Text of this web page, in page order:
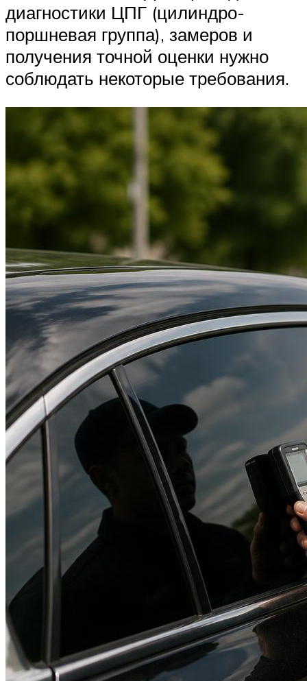
диагностики ЦПГ (цилиндро-
поршневая группа), замеров и
получения точной оценки нужно
соблюдать некоторые требования.